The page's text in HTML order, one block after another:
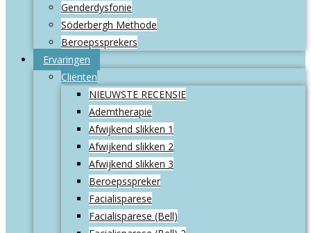
Genderdysfonie
Söderbergh Methode
Beroepssprekers
Ervaringen
Cliënten
NIEUWSTE RECENSIE
Ademtherapie
Afwijkend slikken 1
Afwijkend slikken 2
Afwijkend slikken 3
Beroepsspreker
Facialisparese
Facialisparese (Bell)